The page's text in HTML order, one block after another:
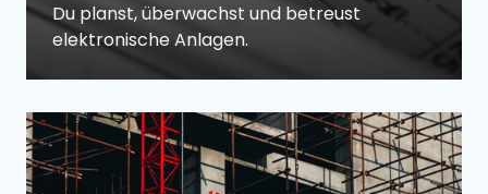
Du planst, überwachst und betreust